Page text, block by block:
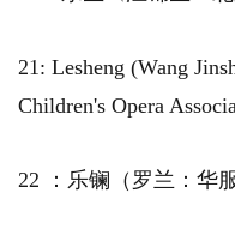
21: Lesheng (Wang
Children's Opera
22 ：乐镧（罗兰：华